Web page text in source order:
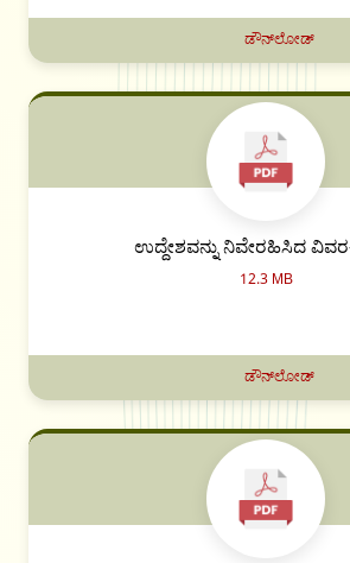
ಡೌನ್‌ಲೋಡ್
ಉದ್ದೇಶವನ್ನು ನಿವೇರಹಿಸಿದ
12.3 MB
ಡೌನ್‌ಲೋಡ್